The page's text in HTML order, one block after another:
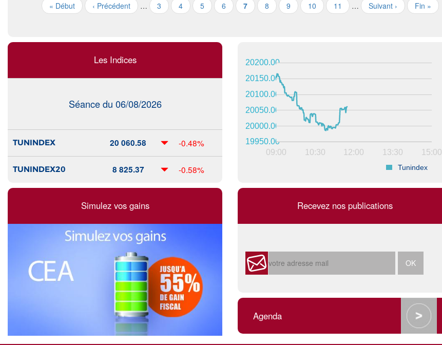
« Début ‹ Précédent … 3 4 5 6 7 8 9 10 11 … Suivant › Fin »
Les Indices
Séance du 06/08/2026
TUNINDEX 20 060.58 -0.48%
TUNINDEX20 8 825.37 -0.58%
09:00 10:30 12:00 13:30 15:00
19950.00
20000.00
20050.00
20100.00
20150.00
20200.00
Tunindex
Simulez vos gains Recevez nos publications
Agenda